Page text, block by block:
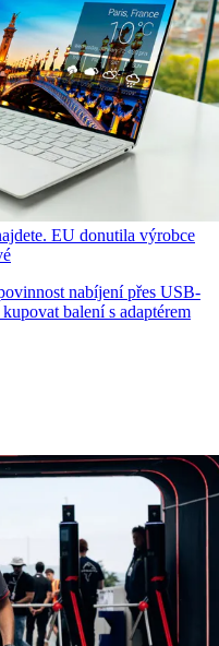
EU donutila výrobce
nabíjení přes USB-
balení s adaptérem